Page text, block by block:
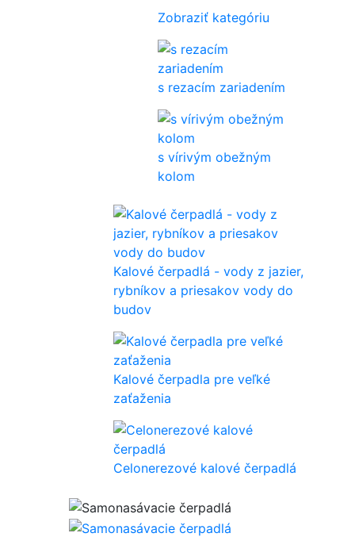
Zobraziť kategóriu
s rezacím zariadením
s vírivým obežným
kolom
Kalové čerpadlá - vody z jazier,
rybníkov a priesakov vody do
budov
Kalové čerpadla pre veľké
zaťaženia
Celonerezové kalové čerpadlá